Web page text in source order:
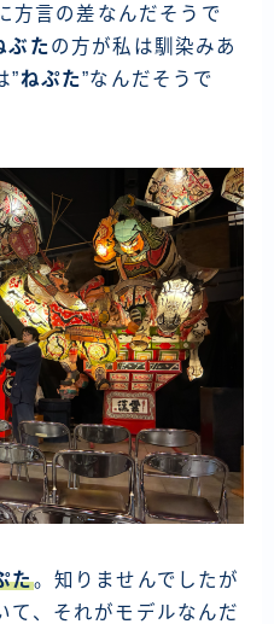
方言の差なんだそうで
ぶたの方が私は馴染みあ
”ねぷた”なんだそうで
た。知りませんでしたが
て、それがモデルなんだ